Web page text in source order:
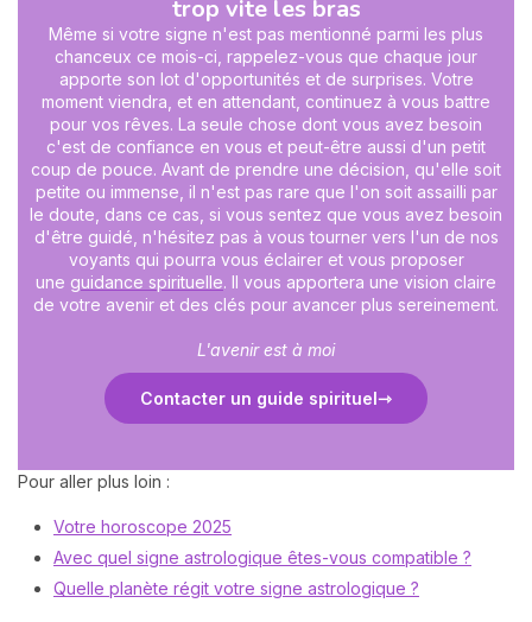
trop vite les bras
Même si votre signe n'est pas mentionné parmi les plus
chanceux ce mois-ci, rappelez-vous que chaque jour
apporte son lot d'opportunités et de surprises. Votre
moment viendra, et en attendant, continuez à vous battre
pour vos rêves. La seule chose dont vous avez besoin
c'est de confiance en vous et peut-être aussi d'un petit
coup de pouce. Avant de prendre une décision, qu'elle soit
petite ou immense, il n'est pas rare que l'on soit assailli par
le doute, dans ce cas, si vous sentez que vous avez besoin
d'être guidé, n'hésitez pas à vous tourner vers l'un de nos
voyants qui pourra vous éclairer et vous proposer
une guidance spirituelle. Il vous apportera une vision claire
de votre avenir et des clés pour avancer plus sereinement.
L'avenir est à moi
Contacter un guide spirituel
Pour aller plus loin :
Votre horoscope 2025
Avec quel signe astrologique êtes-vous compatible ?
Quelle planète régit votre signe astrologique ?